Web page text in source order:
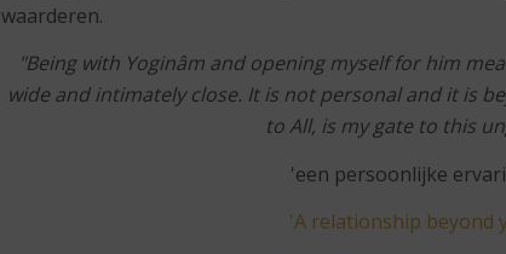
waarderen.
"Being with Yoginâm and opening myself for him
wide and intimately close. It is not personal and it is
to All, is my gate to this
'een persoonlijke
'A relationship beyond